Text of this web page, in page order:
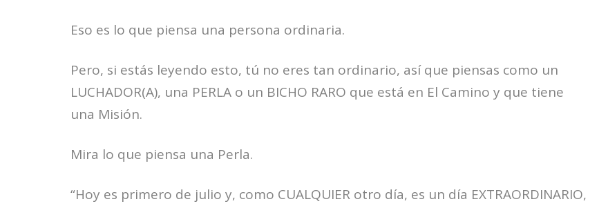
Eso es lo que piensa una persona ordinaria.
Pero, si estás leyendo esto, tú no eres tan ordinario, así que piensas como un
LUCHADOR(A), una PERLA o un BICHO RARO que está en El Camino y que tiene
una Misión.
Mira lo que piensa una Perla.
“Hoy es primero de julio y, como CUALQUIER otro día, es un día EXTRAORDINARIO,